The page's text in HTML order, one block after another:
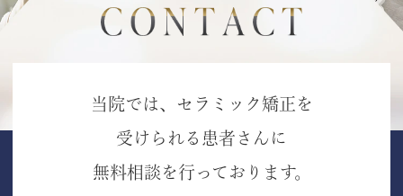
当院では、セラミック矯正を
受けられる患者さんに
無料相談を行っております。